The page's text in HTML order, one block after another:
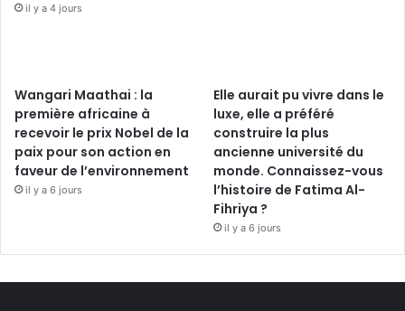
il y a 4 jours
Wangari Maathai : la
première africaine à
recevoir le prix Nobel de la
paix pour son action en
faveur de l’environnement
il y a 6 jours
Elle aurait pu vivre dans le
luxe, elle a préféré
construire la plus
ancienne université du
monde. Connaissez-vous
l’histoire de Fatima Al-
Fihriya ?
il y a 6 jours